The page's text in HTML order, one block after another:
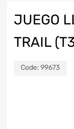
JUEGO
TRAIL
Code: 99673